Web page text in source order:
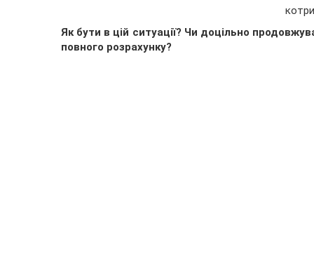
Як бути в цій ситуації? Чи доцільно
повного розрахунку?